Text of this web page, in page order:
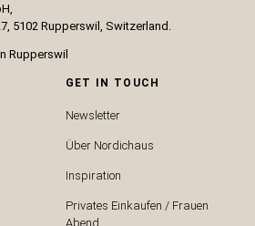
5102 Rupperswil, Switzerland.
Rupperswil
GET IN TOUCH
Newsletter
Über Nordichaus
Inspiration
Privates Einkaufen / Frauen
Abend